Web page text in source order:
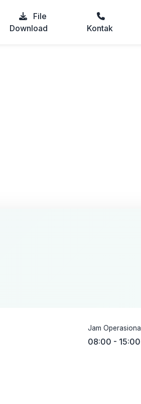
File
Download
Kontak
Jam Operasional
08:00 - 15:00